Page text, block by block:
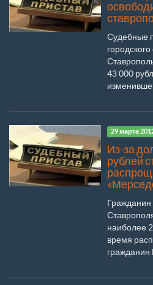
Судебные
43 000
29 марта
Из-за
рублей
наиболее
время
гражданин